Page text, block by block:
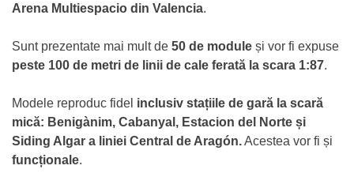
Arena Multiespacio din Valencia.
Sunt prezentate mai mult de 50 de module și vor fi expuse
peste 100 de metri de linii de cale ferată la scara 1:87.
Modele reproduc fidel inclusiv stațiile de gară la scară
mică: Benigànim, Cabanyal, Estacion del Norte și
Siding Algar a liniei Central de Aragón.Acestea vor fi și
funcționale.